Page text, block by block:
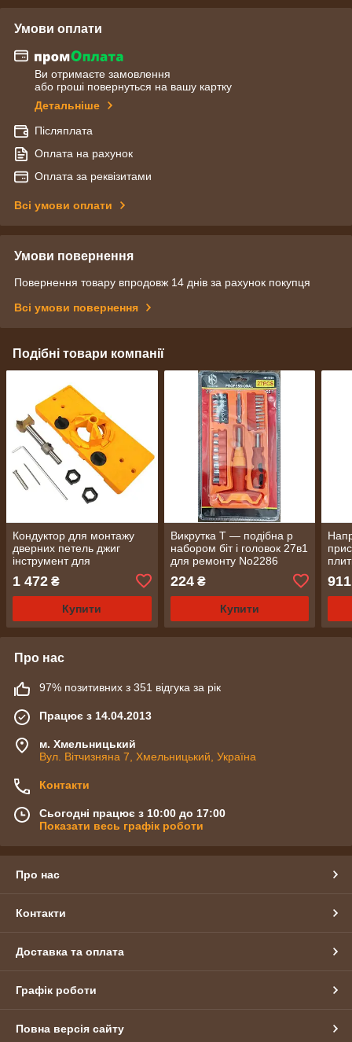
Умови оплати
Ви отримаєте замовлення
або гроші повернуться на вашу картку
Детальніше
Післяплата
Оплата на рахунок
Оплата за реквізитами
Всі умови оплати
Умови повернення
Повернення товару впродовж 14 днів за рахунок покупця
Всі умови повернення
Подібні товари компанії
Кондуктор для монтажу
дверних петель джиг
інструмент для
деревооброблення No366
1 472 ₴
Купити
Викрутка Т — подібна p
набором біт і головок 27в1
для ремонту No2286
224₴
Купити
911
Про нас
97% позитивних з 351 відгука за рік
Працює з 14.04.2013
м. Хмельницький
Вул. Вітчизняна 7, Хмельницький, Україна
Контакти
Сьогодні працює з 10:00 до 17:00
Показати весь графік роботи
Про нас
Контакти
Доставка та оплата
Графік роботи
Повна версія сайту